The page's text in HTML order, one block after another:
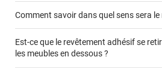
Comment savoir dans quel sens sera le
Est-ce que le revêtement adhésif se
les meubles en dessous ?